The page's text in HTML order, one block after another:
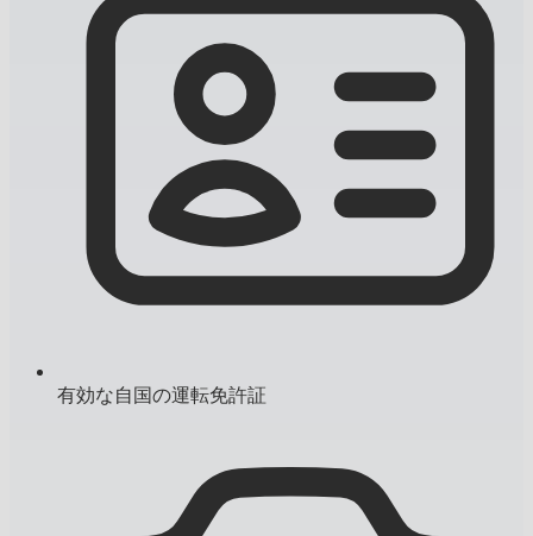
有効な自国の運転免許証